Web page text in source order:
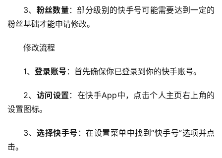
务
3、 粉丝数量：部分级别的快手号可能需要达到一定的
粉丝基础才能申请修改。
修改流程
1、 登录账号 ：首先确保你已登录到你的快手账号。
2、 访问设置 ：在快手App中，点击个人主页右上角的
设置图标。
3、 选择快手号 ：在设置菜单中找到“快手号”选项并点
击。